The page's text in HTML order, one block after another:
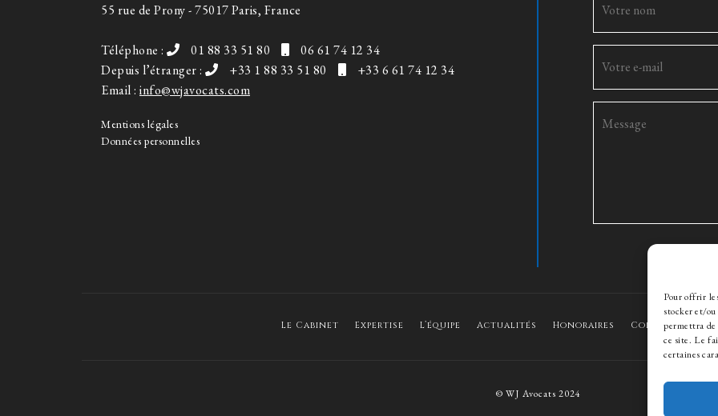
Pour offrir
stocker et/
permettra
ce site. Le
certaines
55 rue de Prony - 75017 Paris, France
Téléphone : 01 88 33 51 80
06 61 74 12 34
Depuis l’étranger :
+33 1 88 33 51 80
+33 6 61 74 12 34
Email : info@wjavocats.com
Mentions légales
Données personnelles
Le Cabinet Expertise L’équipe Actualités Honoraires Contact
© WJ Avocats 2024